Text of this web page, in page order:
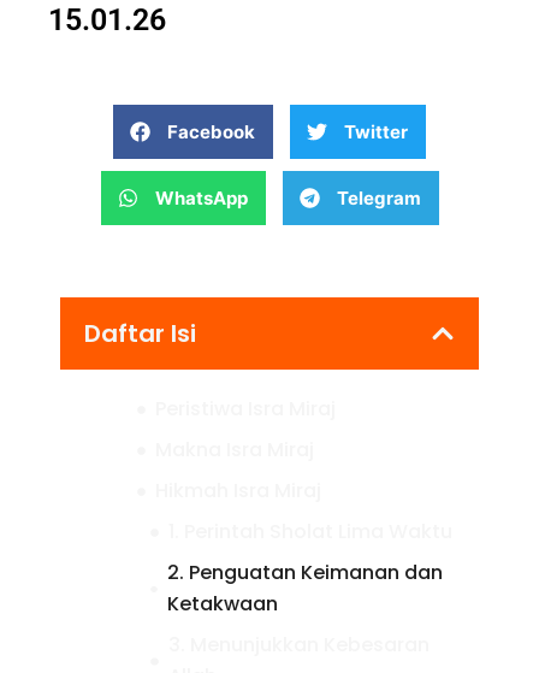
15.01.26
Facebook Twitter
WhatsApp Telegram
Daftar Isi
2. Penguatan Keimanan dan
Ketakwaan